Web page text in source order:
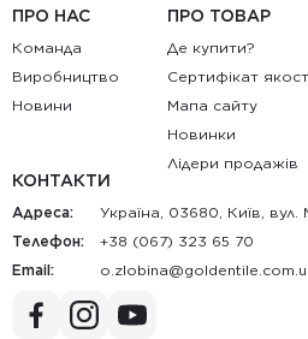
ПРО НАС
Команда
Виробництво
Новини
ПРО ТОВАР
Де купити?
Сертифікат
Мапа сайту
Новинки
Лідери продажів
КОНТАКТИ
Адреса:
Україна, 03680, Київ,
Телефон:
+38 (067) 323 65 70
Email: